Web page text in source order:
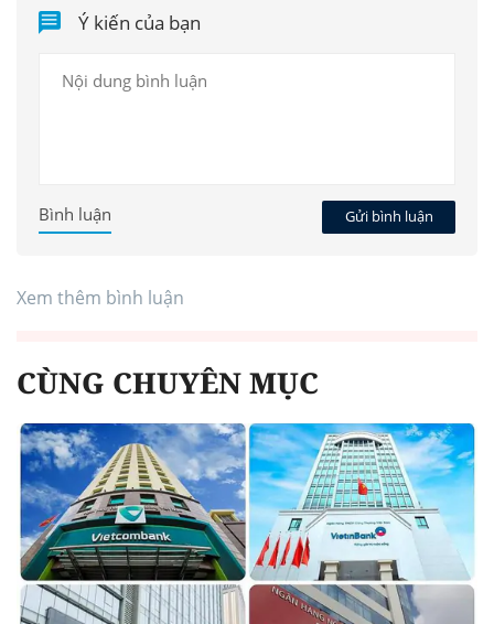
Ý kiến của bạn
Gửi bình luận
Bình luận
Xem thêm bình luận
CÙNG CHUYÊN MỤC